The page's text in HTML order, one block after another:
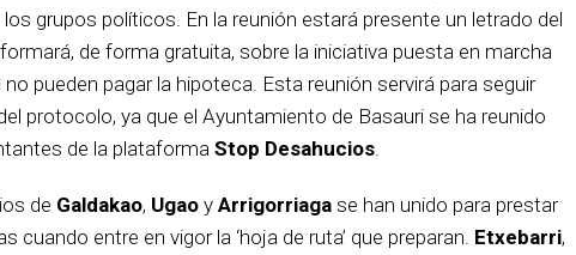
grupos políticos. En la reunión estará presente un letrado del
de forma gratuita, sobre la iniciativa puesta en marcha
pueden pagar la hipoteca. Esta reunión servirá para seguir
protocolo, ya que el Ayuntamiento de Basauri se ha reunido
de la plataforma Stop Desahucios
de Galdakao, Ugao y Arrigorriaga se han unido para prestar
cuando entre en vigor la ‘hoja de ruta’ que preparan. Etxebarri,